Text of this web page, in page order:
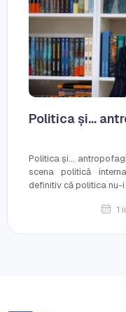
Politica și...
Politica și...
scena politică
definitiv că politica nu-
1